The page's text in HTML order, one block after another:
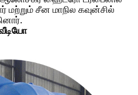
சீன மாநில கவுன்சில்